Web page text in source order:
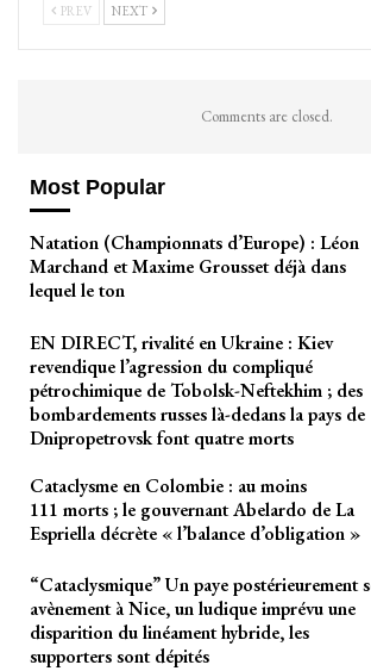
PREV NEXT
Comments are closed.
Most Popular
Natation (Championnats d’Europe) : Léon
Marchand et Maxime Grousset déjà dans
lequel le ton
EN DIRECT, rivalité en Ukraine : Kiev
revendique l’agression du compliqué
pétrochimique de Tobolsk-Neftekhim ; des
bombardements russes là-dedans la pays de
Dnipropetrovsk font quatre morts
Cataclysme en Colombie : au moins
111 morts ; le gouvernant Abelardo de La
Espriella décrète « l’balance d’obligation »
“Cataclysmique” Un paye postérieurement
avènement à Nice, un ludique imprévu une
disparition du linéament hybride, les
supporters sont dépités